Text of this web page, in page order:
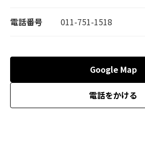
電話番号 011-751-1518
Google Map
電話をかける